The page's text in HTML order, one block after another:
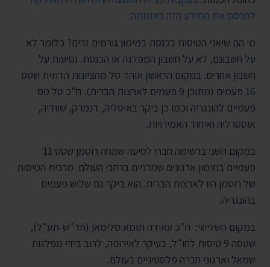
לפרסם את המידע הזה ביוזמתה.
מי הם שיאני הטיסות בכנסת במימון גורמים זרים? כלומר לא
על חשבונם, לא על חשבון המפלגה או הכנסת. נסיעות על
חשבון אחרים. במקום הראשון אוהד טל מהציונות הדתית שטס
16 פעמים (מתוכן 9 פעמים לארצות הברית). ח"כ טל טס
פעמיים להונגריה וכמו כן ביקר באיטליה, דנמרק, שוודיה,
אוסטרליה ואיחוד האמירויות.
במקום השני ברשימה חברו לסיעה שמחה רוטמן שטס 11
פעמיים במימון ארגונים שמרניים ברחבי העולם. מרבית הטיסות
של רוטמן היו לארצות הברית. הוא ביקר גם שלוש פעמים
בהונגריה.
במקום השלישי: ח"כ עאידה תומא סלימאן (חד"ש-תע"ל),
שטסה 9 טיסות לחו"ל, בעיקר לאירופה, לרוב בידי מפלגות
שמאל וארגוני חברה פלסטיניים בעולם.